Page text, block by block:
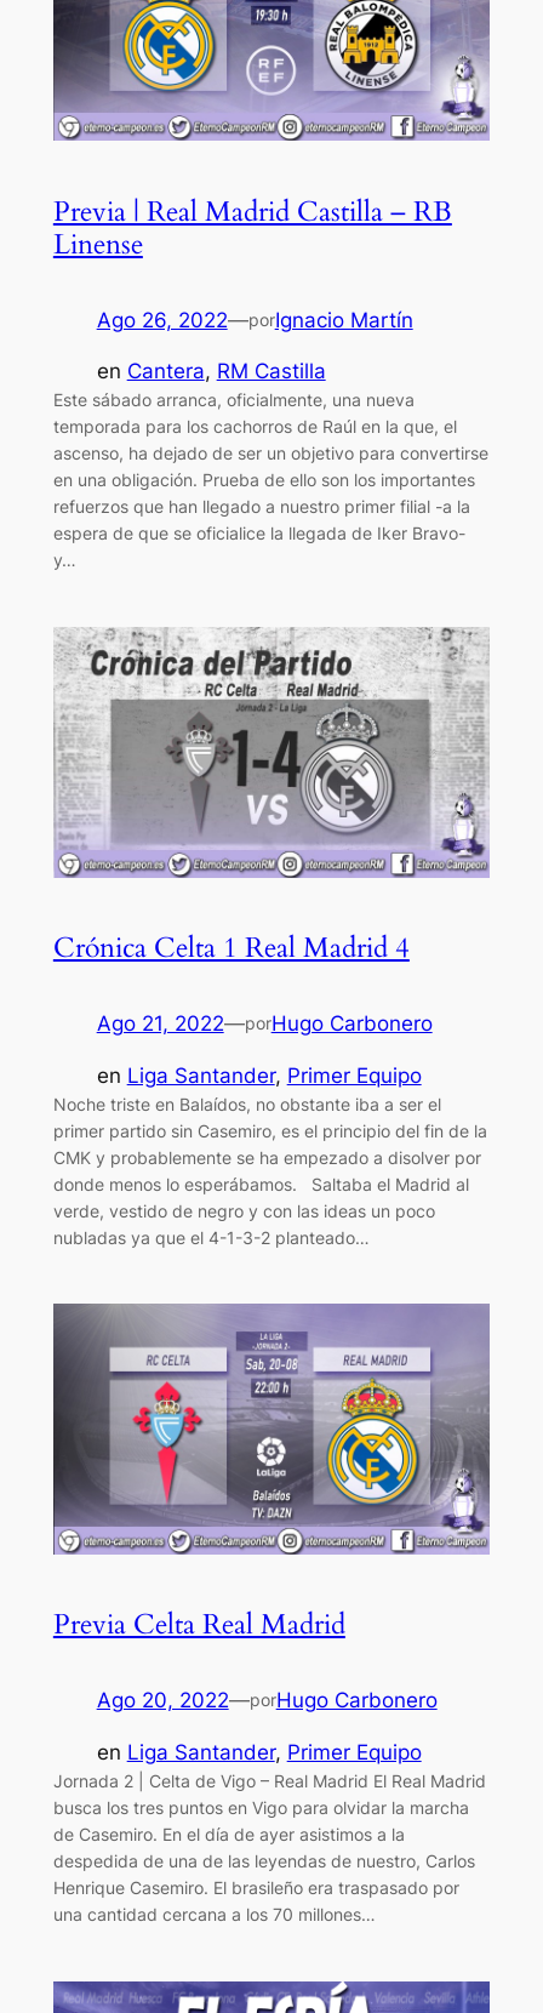
Previa | Real Madrid Castilla – RB
Linense
Ago 26, 2022—porIgnacio Martín
en Cantera, RM Castilla
Este sábado arranca, oficialmente, una nueva
temporada para los cachorros de Raúl en la que, el
ascenso, ha dejado de ser un objetivo para convertirse
en una obligación. Prueba de ello son los importantes
refuerzos que han llegado a nuestro primer filial -a la
espera de que se oficialice la llegada de Iker Bravo-
y…
Crónica Celta 1 Real Madrid 4
Ago 21, 2022—porHugo Carbonero
en Liga Santander, Primer Equipo
Noche triste en Balaídos, no obstante iba a ser el
primer partido sin Casemiro, es el principio del fin de la
CMK y probablemente se ha empezado a disolver por
donde menos lo esperábamos. Saltaba el Madrid al
verde, vestido de negro y con las ideas un poco
nubladas ya que el 4-1-3-2 planteado…
Previa Celta Real Madrid
Ago 20, 2022—porHugo Carbonero
en Liga Santander, Primer Equipo
Jornada 2 | Celta de Vigo – Real Madrid El Real Madrid
busca los tres puntos en Vigo para olvidar la marcha
de Casemiro. En el día de ayer asistimos a la
despedida de una de las leyendas de nuestro, Carlos
Henrique Casemiro. El brasileño era traspasado por
una cantidad cercana a los 70 millones…